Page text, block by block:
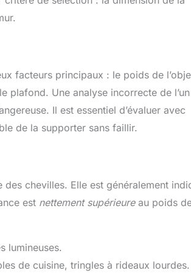
facteurs principaux : le poids de
plafond. Une analyse incorrecte de
Il est essentiel d’évaluer avec
de la supporter sans faillir.
chevilles. Elle est généralement
est nettement supérieureau poids
lumineuses.
de cuisine, tringles à rideaux lourdes.